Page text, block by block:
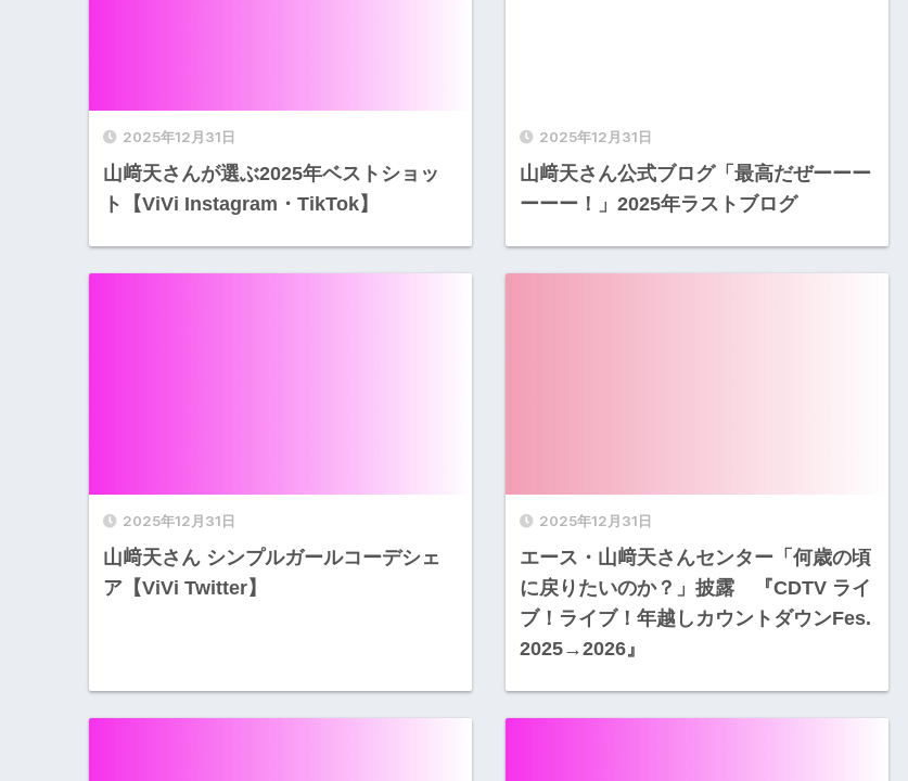
2025年12月31日
山﨑天さんが選ぶ2025年ベストショッ
ト【ViVi Instagram・TikTok】
2025年12月31日
山﨑天さん公式ブログ「最高だぜーーー
ーーー！」2025年ラストブログ
2025年12月31日
山﨑天さん シンプルガールコーデシェ
ア【ViVi Twitter】
2025年12月31日
エース・山﨑天さんセンター「何歳の頃
に戻りたいのか？」披露 『CDTV ライ
ブ！ライブ！年越しカウントダウンFes.
2025→2026』